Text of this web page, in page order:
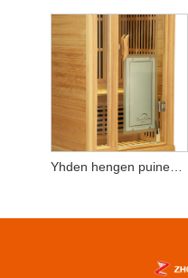
Yhden hengen puinen hikihöyryhuone